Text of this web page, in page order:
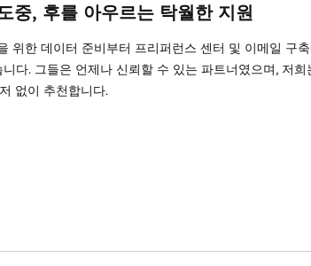
중, 후를 아우르는 탁월한 지원
위한 데이터 준비부터 프리퍼런스 센터 및 이메일 구
다. 그들은 언제나 신뢰할 수 있는 파트너였으며, 저
없이 추천합니다.